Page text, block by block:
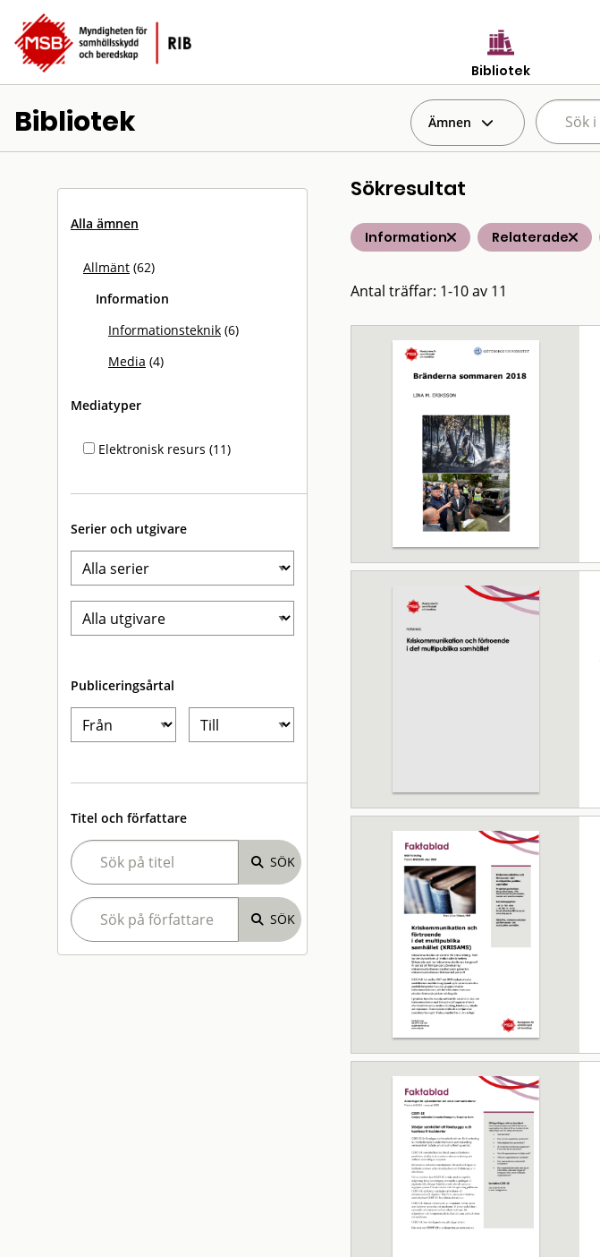
Bibliotek
Bibliotek Ämnen
Alla ämnen
Allmänt (62)
Information
Informationsteknik (6)
Media (4)
Mediatyper
Elektronisk resurs (11)
Serier och utgivare
Publiceringsårtal
Titel och författare
Sökresultat
Information Relaterade
Antal träffar: 1-10 av 11